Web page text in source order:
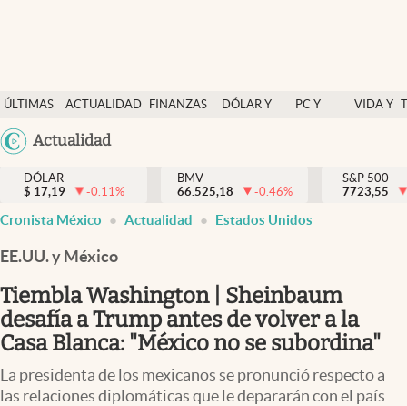
ÚLTIMAS
NOTICIAS
ACTUALIDAD
FINANZAS
DÓLAR Y
PC Y
VIDA Y
México
Actualidad
Actualidad
Finanzas y economía
Dólar y mercados
Pc y celular
Vida y estilo
Tv
DÓLAR
$ 17,19 -0.11%
BMV
66.525,18
-0.46%
S&P 500
7723,55
Cronista México Actualidad Estados Unidos
EE.UU. y México
Tiembla Washington | Sheinbaum
desafía a Trump antes de volver a la
Casa Blanca: "México no se subordina"
La presidenta de los mexicanos se pronunció respecto a
las relaciones diplomáticas que le depararán con el país